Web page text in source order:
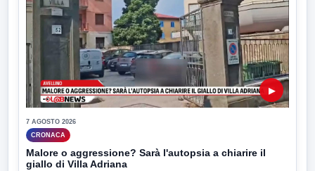
▶
7 AGOSTO 2026
CRONACA
Malore o aggressione? Sarà l'autopsia a chiarire il
giallo di Villa Adriana